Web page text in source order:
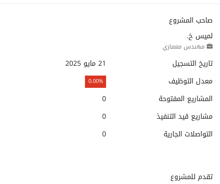
صاحب المشروع
لميس خ.
مهندس معماري
تاريخ التسجيل
21 مايو 2025
معدل التوظيف
0.00%
المشاريع المفتوحة
0
مشاريع قيد التنفيذ
0
التواصلات الجارية
0
تقدم للمشروع